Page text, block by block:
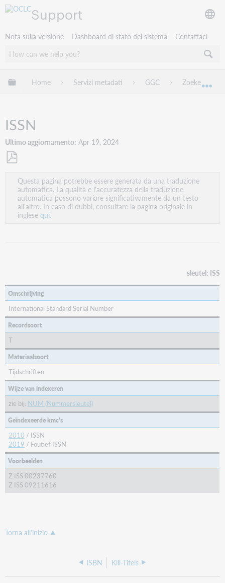
Support
Nota sulla versione Dashboard di stato del sistema Contattaci
Espandi/comprimi la gerarchia globale
Home Servizi metadati GGC Zoeken
ISSN
Ultimo aggiornamento Apr 19, 2024
come
PDF
Questa pagina potrebbe essere generata da una traduzione
automatica. La qualità e l'accuratezza della traduzione
automatica possono variare significativamente da un testo
all'altro. In caso di dubbi, consultare la pagina originale in
inglesequi.
sleutel: ISS
Omschrijving
International Standard Serial Number
Recordsoort
T
Materiaalsoort
Tijdschriften
Wijze van indexeren
zie bij: NUM (Nummersleutel)
Geïndexeerde kmc's
2010 / ISSN
2019 / Foutief ISSN
Voorbeelden
Z ISS 00237760
Z ISS 09211616
Torna all'inizio
ISBN Kill-Titels